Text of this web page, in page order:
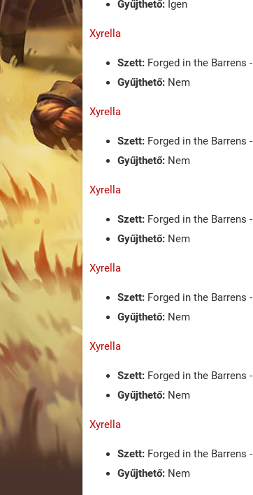
Gyűjthető: Igen
Xyrella
Szett: Forged in the Barrens -
Gyűjthető: Nem
Xyrella
Szett: Forged in the Barrens -
Gyűjthető: Nem
Xyrella
Szett: Forged in the Barrens -
Gyűjthető: Nem
Xyrella
Szett: Forged in the Barrens -
Gyűjthető: Nem
Xyrella
Szett: Forged in the Barrens -
Gyűjthető: Nem
Xyrella
Szett: Forged in the Barrens -
Gyűjthető: Nem